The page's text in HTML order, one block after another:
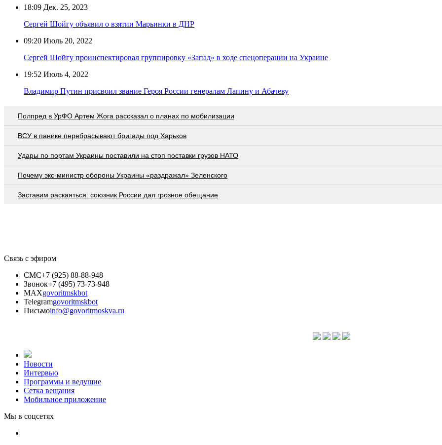
18:09 Дек. 25, 2023
Сергей Шойгу объявил о взятии Марьинки в ДНР
09:20 Июль 20, 2022
Сергей Шойгу проинспектировал группировку «Запад» в ходе спецоперации на Украине
19:52 Июль 4, 2022
Владимир Путин присвоил звание Героя России генералам Лапину и Абачеву
Полпред в УрФО Артем Жога рассказал о планах по мобилизации
ВСУ в панике перебрасывают бригады под Харьков
Удары по портам Украины поставили на стоп поставки грузов НАТО
Почему экс-министр обороны Украины «раздражал» Зеленского
Заставим раскаяться: союзник России дал грозное обещание
Связь с эфиром
СМС+7 (925) 88-88-948
Звонок+7 (495) 73-73-948
MAXgovoritmskbot
Telegramgovoritmskbot
Письмоinfo@govoritmoskva.ru
Новости
Интервью
Программы и ведущие
Сетка вещания
Мобильное приложение
Мы в соцсетях